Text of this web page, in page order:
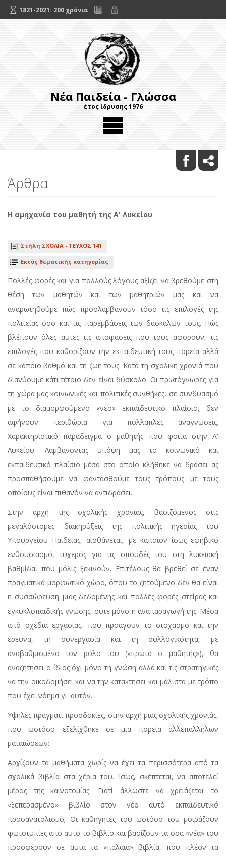
1821-2021: 200 χρόνια
Νέα Παιδεία - Γλώσσα
έτος ίδρυσης 1976
Άρθρα
Η αμηχανία του μαθητή της Α' Λυκείου
Στήλη ΣΧΟΛΙΑ - ΤΕΥΧΟΣ 141
Εκτός θεματικής κατηγορίας
Πολλές φορές και για πολλούς λόγους αξίζει να βρεθούμε στη
θέση των μαθητών και των μαθητριών μας και να
αναρωτηθούμε πώς προσλαμβάνουν τόσο τις επιλογές της
πολιτείας όσο και τις παρεμβάσεις των δασκάλων τους. Πώς
βλέπουν όλες αυτές τις αποφάσεις που τους αφορούν, τις
επιλογές που καθορίζουν την εκπαιδευτική τους πορεία αλλά
σε κάποιο βαθμό και τη ζωή τους. Κατά τη σχολική χρονιά που
διανύουμε κάτι τέτοιο δεν είναι δύσκολο. Οι πρωτόγνωρες για
τη χώρα μας κοινωνικές και πολιτικές συνθήκες, σε συνδυασμό
με το διαμορφούμενο «νέο» εκπαιδευτικό πλαίσιο, δεν
αφήνουν περιθώρια για πολλαπλές αναγνώσεις.
Χαρακτηριστικό παράδειγμα ο μαθητής που φοιτά στην Α'
Λυκείου. Λαμβάνοντας υπόψη μας το κοινωνικό και
εκπαιδευτικό πλαίσιο μέσα στο οποίο κλήθηκε να δράσει ας
προσπαθήσουμε να φαντασθούμε τους τρόπους με τους
οποίους είναι πιθανόν να αντιδράσει.
Στην αρχή της σχολικής χρονιάς, βασιζόμενος στις
μεγαλόστομες διακηρύξεις της πολιτικής ηγεσίας του
Υπουργείου Παιδείας, αισθάνεται, με κάποιον ίσως εφηβικό
ενθουσιασμό, τυχερός για τις σπουδές του στη λυκειακή
βαθμίδα, που μόλις ξεκινούν. Επιτέλους θα βρεθεί σε έναν
πραγματικά μορφωτικό χώρο, όπου το ζητούμενο δεν θα είναι
η συσσώρευση μιας δεδομένης και πολλές φορές στείρας και
εγκυκλοπαιδικής γνώσης, ούτε μόνο η αναπαραγωγή της. Μέσα
από σχέδια εργασίας, που προάγουν το στοχασμό και την
έρευνα, τη συνεργασία και τη συλλογικότητα, με
αναβαθμισμένο τον ρόλο του («πρώτα ο μαθητής»), θα
αναζητήσει ο ίδιος όχι μόνο τη γνώση αλλά και τις στρατηγικές
να την οικοδομήσει και να την κατακτήσει και μάλιστα με τρόπο
που έχει νόημα γι' αυτόν.
Υψηλές πράγματι προσδοκίες, στην αρχή μιας σχολικής χρονιάς,
που ωστόσο εξελίχθηκε σε μια πορεία αλλεπάλληλων
ματαιώσεων:
Αρχίζουν τα μαθήματα χωρίς να έχει τα περισσότερα από τα
σχολικά βιβλία στα χέρια του. Ίσως, σκέπτεται, να αποτελεί
μέρος της καινοτομίας. Γιατί άλλωστε να χρειάζεται το
«ξεπερασμένο» βιβλίο στον νέο αυτό εκπαιδευτικό
προσανατολισμό; Οι καθηγητές του ωστόσο του μοιράζουν
φωτοτυπίες από αυτό το βιβλίο και βασίζουν τα όσα «νέα» του
προσφέρουν σε αυτά τα «παλαιά» βιβλία, που πλέον τα